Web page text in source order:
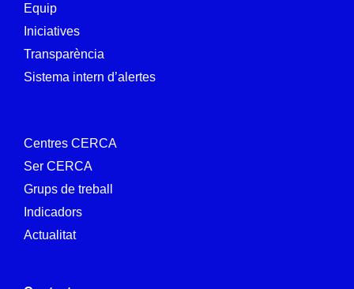
Equip
Iniciatives
Transparència
Sistema intern d’alertes
Centres CERCA
Ser CERCA
Grups de treball
Indicadors
Actualitat